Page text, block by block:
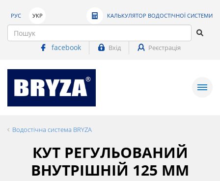
РУС УКР КАЛЬКУЛЯТОР ВОДОСТІЧНОЇ СИСТЕМИ
facebook Вхід Реєстрація
Водостічна система BRYZA
КУТ РЕГУЛЬОВАНИЙ
ВНУТРІШНІЙ 125 ММ